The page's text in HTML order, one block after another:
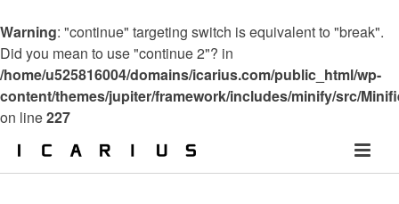
Warning: "continue" targeting switch is equivalent to "break".
Did you mean to use "continue 2"? in
/home/u525816004/domains/icarius.com/public_html/wp-
content/themes/jupiter/framework/includes/minify/src/
on line227